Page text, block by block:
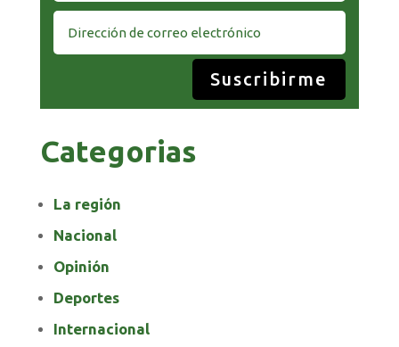
Suscribirme
Categorias
La región
Nacional
Opinión
Deportes
Internacional